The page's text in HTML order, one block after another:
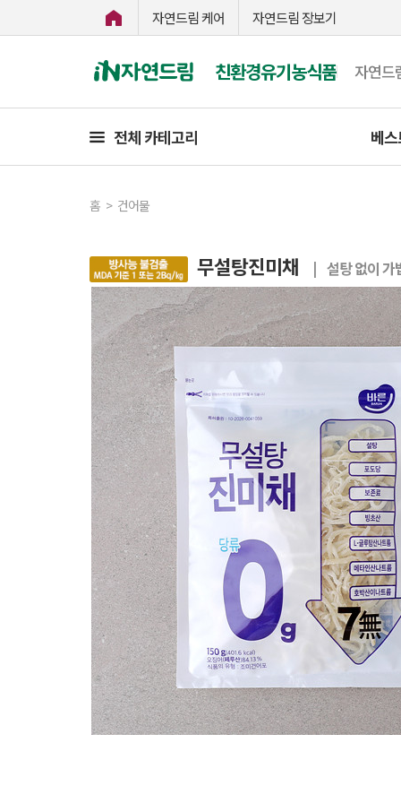
자연드림 케어 자연드림 장보기
친환경유기농식품 자연드
전체 카테고리 베
홈 > 건어물
무설탕진미채 | 설탕 없이 가